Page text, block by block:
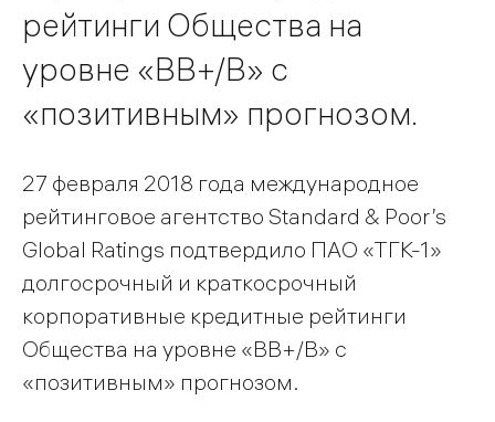
рейтинги Общества на
уровне «ВВ+/В» с
«позитивным» прогнозом.
27 февраля 2018 года международное
рейтинговое агентство Standard & Poor’s
Global Ratings подтвердило ПАО «ТГК-1»
долгосрочный и краткосрочный
корпоративные кредитные рейтинги
Общества на уровне «ВВ+/В» с
«позитивным» прогнозом.